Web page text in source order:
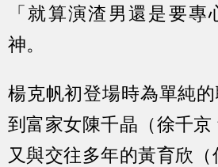
「就算演渣男還是要
神。
楊克帆初登場時為單純
到富家女陳千晶（徐千京
又與交往多年的黃育欣